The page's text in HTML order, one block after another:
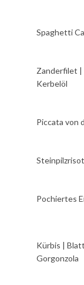
Spaghetti
Zanderfilet |
Kerbelöl
Piccata von
Pochiertes
Kürbis |
Gorgonzola